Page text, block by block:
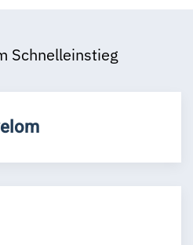
Schnelleinstieg